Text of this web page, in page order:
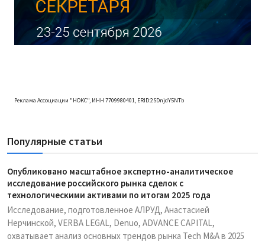
Реклама Ассоциации "НОКС", ИНН 7709980401, ERID:2SDnjdY5NTb
Популярные статьи
Опубликовано масштабное экспертно-аналитическое
исследование российского рынка сделок с
технологическими активами по итогам 2025 года
Исследование, подготовленное АЛРУД, Анастасией
Нерчинской, VERBA LEGAL, Denuo, ADVANCE CAPITAL,
охватывает анализ основных трендов рынка Tech M&A в 2025